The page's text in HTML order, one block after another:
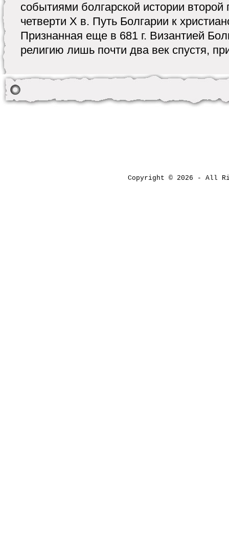
событиями болгарской истории
четверти X в. Путь Болгарии к
Признанная еще в 681 г. Византией
религию лишь почти два век спустя,
Copyright © 2026 - All